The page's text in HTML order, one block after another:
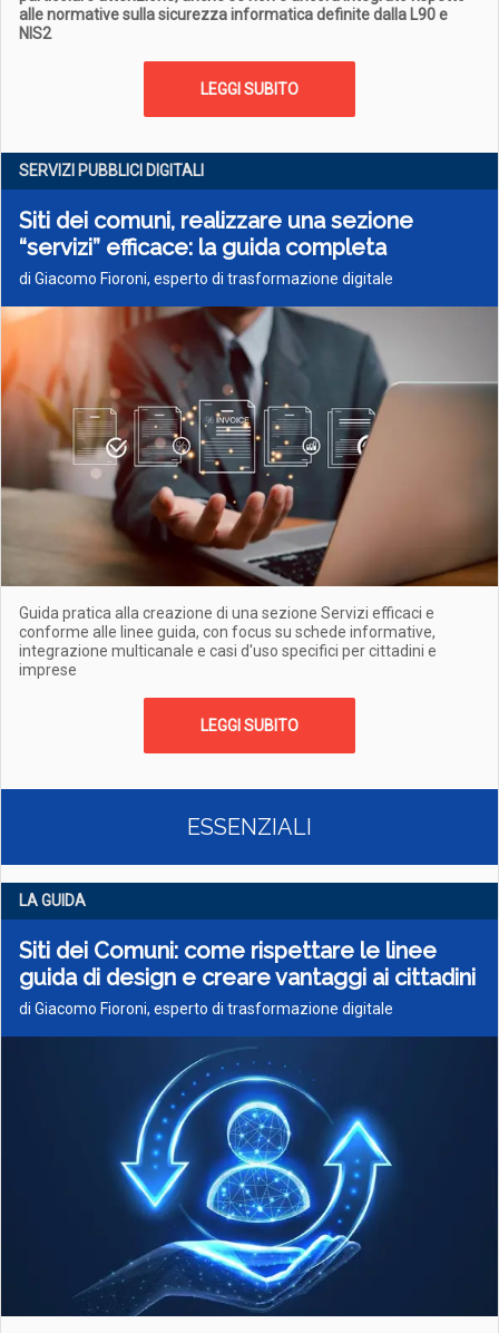
alle normative sulla sicurezza informatica definite dalla L90 e
NIS2
LEGGI SUBITO
SERVIZI PUBBLICI DIGITALI
Siti dei comuni, realizzare una sezione
“servizi” efficace: la guida completa
di Giacomo Fioroni, esperto di trasformazione digitale
Guida pratica alla creazione di una sezione Servizi efficaci e
conforme alle linee guida, con focus su schede informative,
integrazione multicanale e casi d'uso specifici per cittadini e
imprese
LEGGI SUBITO
ESSENZIALI
LA GUIDA
Siti dei Comuni: come rispettare le linee
guida di design e creare vantaggi ai cittadini
di Giacomo Fioroni, esperto di trasformazione digitale